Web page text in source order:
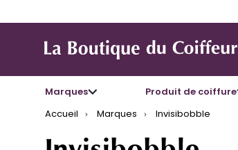
Marques Produit de coiffure
Accueil
Marques Invisibobble